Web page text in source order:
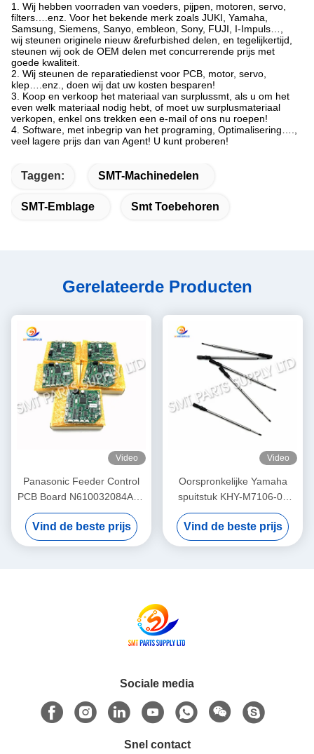
1. Wij hebben voorraden van voeders, pijpen, motoren, servo,
filters….enz. Voor het bekende merk zoals JUKI, Yamaha,
Samsung, Siemens, Sanyo, embleon, Sony, FUJI, I-Impuls…,
wij steunen originele nieuw &refurbished delen, en tegelijkertijd,
steunen wij ook de OEM delen met concurrerende prijs met
goede kwaliteit.
2. Wij steunen de reparatiedienst voor PCB, motor, servo,
klep….enz., doen wij dat uw kosten besparen!
3. Koop en verkoop het materiaal van surplussmt, als u om het
even welk materiaal nodig hebt, of moet uw surplusmateriaal
verkopen, enkel ons trekken een e-mail of ons nu roepen!
4. Software, met inbegrip van het programing, Optimalisering….,
veel lagere prijs dan van Agent! U kunt proberen!
Taggen: SMT-Machinedelen
SMT-Emblage Smt Toebehoren
Gerelateerde Producten
Video
Panasonic Feeder Control
PCB Board N610032084AA /
KXF0DWTHA00 (MC12CX-
5) – Voor CM402 CM602
NPM 8mm / 12mm / 16mm
Vind de beste prijs
Video
Oorspronkelijke Yamaha
spuitstuk KHY-M7106-00
voor YS12 / YS24 / YG12F
SMT Pick and Place
Machine
Vind de beste prijs
Sociale media
Snel contact